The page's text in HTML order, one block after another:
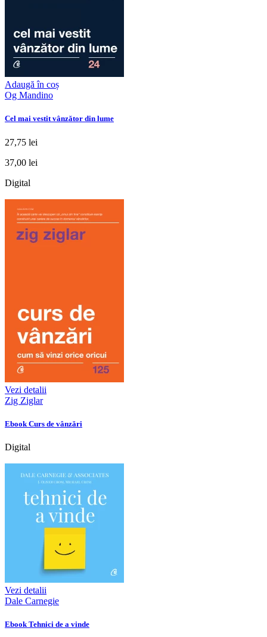
Adaugă în coș
Og Mandino
Cel mai vestit vânzător din lume
27,75 lei
37,00 lei
Digital
Vezi detalii
Zig Ziglar
Ebook Curs de vânzări
Digital
Vezi detalii
Dale Carnegie
Ebook Tehnici de a vinde